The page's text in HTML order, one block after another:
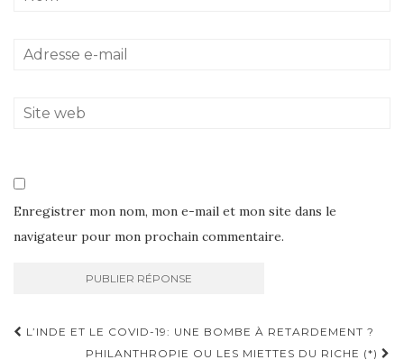
Enregistrer mon nom, mon e-mail et mon site dans le
navigateur pour mon prochain commentaire.
Navigation
L’INDE ET LE COVID-19: UNE BOMBE À RETARDEMENT ?
PHILANTHROPIE OU LES MIETTES DU RICHE (*)